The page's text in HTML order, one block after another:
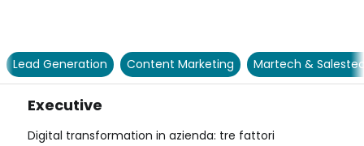
Lead Generation Content Marketing Martech &
Executive
Digital transformation in azienda: tre fattori